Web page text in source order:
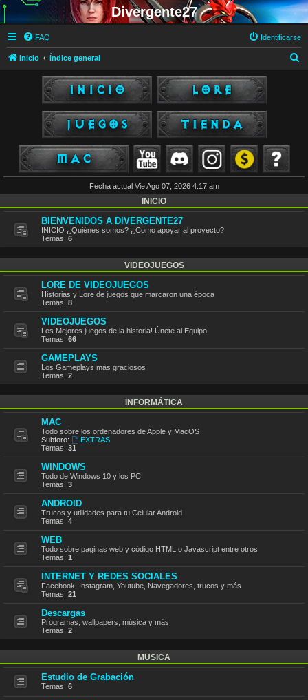
Divergente27
FAQ Identificarse
Inicio Índice general
Fecha actual Vie Ago 07, 2026 4:17 am
INICIO
BIENVENIDOS A DIVERGENTE27
INICIO ¿Quiénes somos? ¿Como apoyar al proyecto?
Temas: 6
VIDEOJUEGOS
LORE DE VIDEOJUEGOS
Historias y Lore de juegos que marcaron una época
Temas: 8
VIDEOJUEGOS
Los Mejores juegos de la historia! Únete al Equipo
Temas: 66
GAMEPLAYS
Los Gameplays más graciosos
Temas: 2
INFORMÁTICA
MAC
Todo sobre los ordenadores de Apple y MacOS
Subforo:
EXTRAS
Temas: 31
WINDOWS
Todo de Windows 10 y los PC
Temas: 3
ANDROID
Trucos y utilidades para tu Celular Android
Temas: 4
WEB
Todo sobre paginas web y código HTML o Javascript entre otros
Temas: 1
INTERNET Y REDES SOCIALES
Facebook, Instagram, Youtube, Navegadores, trucos y más
Temas: 21
Descargas
Programas, wallpapers, música y más
Temas: 2
MUSICA
Estudio de Grabación
Temas: 6